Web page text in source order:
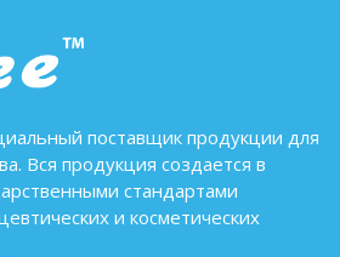
поставщик продукции для
Вся продукция создается в
стандартами
и косметических